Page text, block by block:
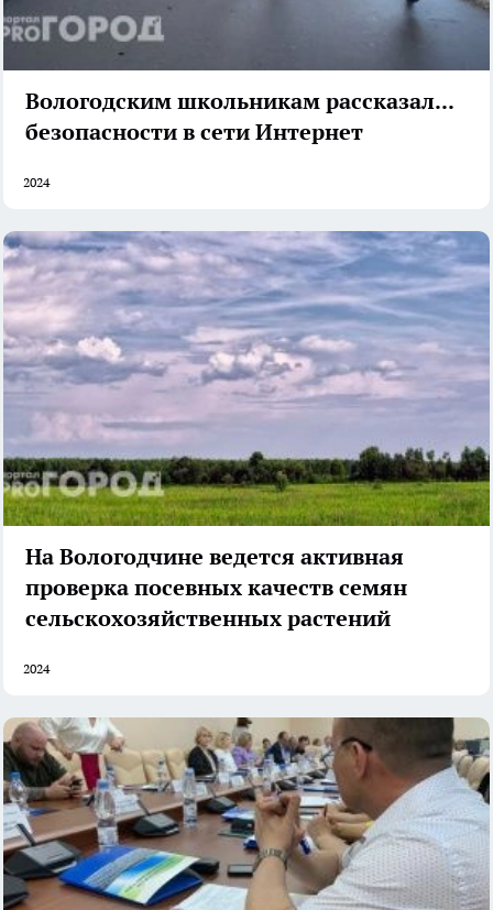
Вологодским школьникам рассказали о
безопасности в сети Интернет
2024
На Вологодчине ведется активная
проверка посевных качеств семян
сельскохозяйственных растений
2024